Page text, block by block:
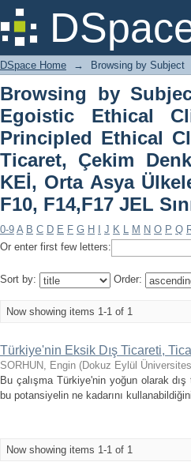
Browsing by
Benevolent Ethical
Dış Ticaret, Çekim
Türkiye JEL
F14, F17"
DSpace Home → Browsing by Subject
Browsing by
Egoistic Ethical
Principled Ethical
Ticaret, Çekim
KEİ, Orta Asya
F10, F14,F17 JEL
0-9 A B C D E F G H J K L M N O P Q
Or enter first few letters:
Sort by: Order:
Now showing items 1-1 of 1
Türkiye'nin Eksik Dış Ticareti,
SORHUN, Engin (Dokuz Eylül
Bu çalışma Türkiye'nin yoğun olarak
bu potansiyelin ne kadarını
Now showing items 1-1 of 1